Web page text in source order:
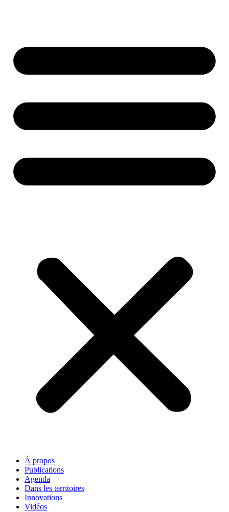
À propos
Publications
Agenda
Dans les territoires
Innovations
Vidéos